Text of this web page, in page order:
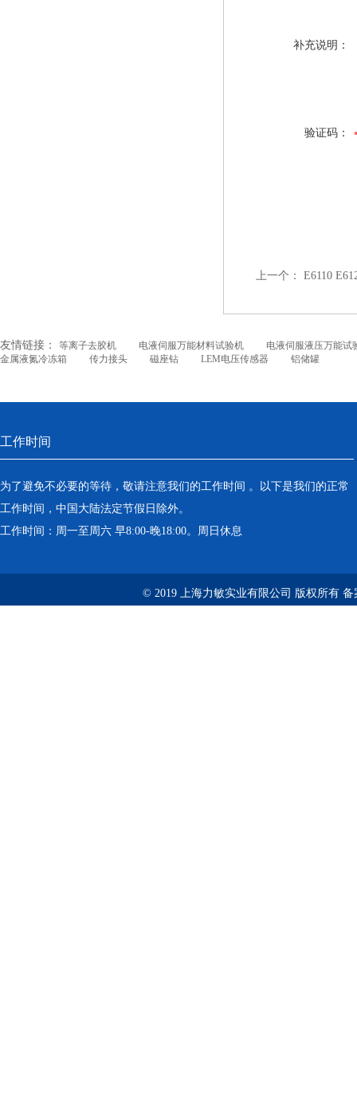
补充说明：
验证码：
上一个： E6110
友情链接： 等离子去胶机 电液伺服万能材料试验机
电液伺服液压万能试
金属液氮冷冻箱
传力接头 磁座钻 LEM电压传感器 铝储罐
工作时间
为了避免不必要的等待，敬请注意我们的工作时间 。以下是我们的正常
工作时间，中国大陆法定节假日除外。
工作时间：周一至周六 早8:00-晚18:00。周日休息
© 2019 上海力敏实业有限公司 版权所有 备